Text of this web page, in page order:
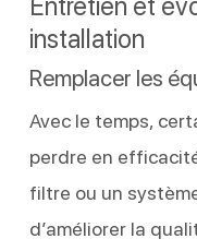
installation
Remplacer les
Avec le temps,
perdre en
filtre ou un
d’améliorer la